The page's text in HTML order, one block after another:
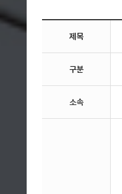
제목
구분
소속